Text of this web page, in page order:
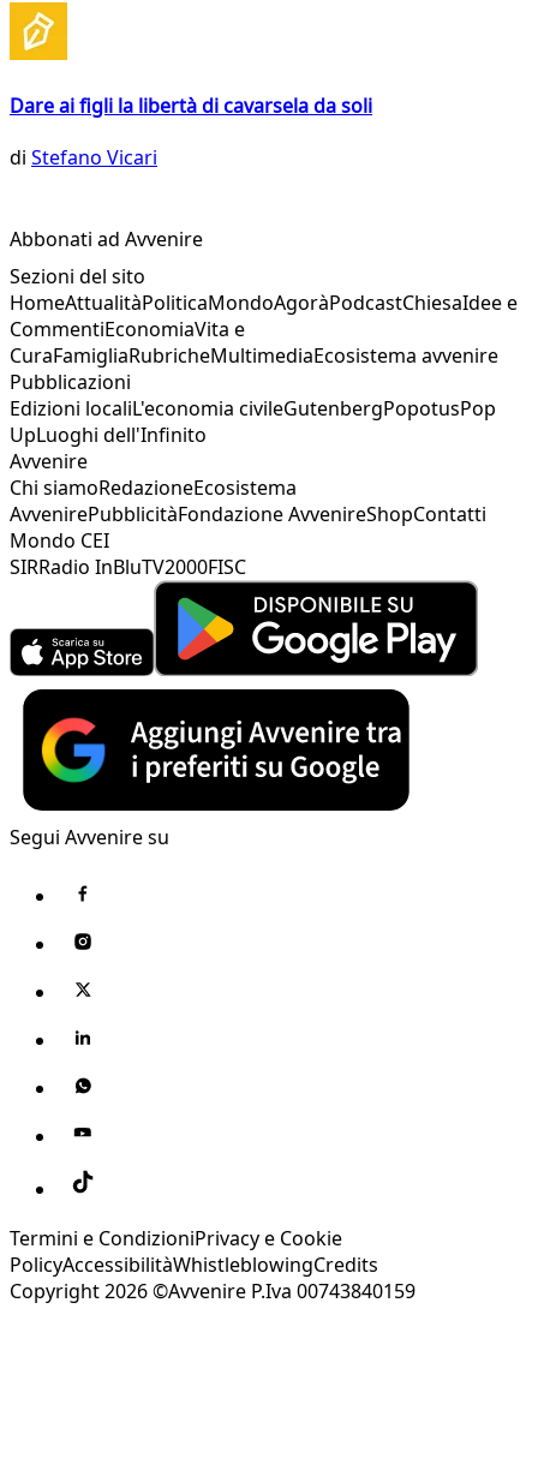
Dare ai figli la libertà di cavarsela da soli
di Stefano Vicari
Abbonati ad Avvenire
Sezioni del sito
HomeAttualitàPoliticaMondoAgoràPodcastChiesaIdee e
CommentiEconomiaVita e
CuraFamigliaRubricheMultimediaEcosistema avvenire
Pubblicazioni
Edizioni localiL'economia civileGutenbergPopotusPop
UpLuoghi dell'Infinito
Avvenire
Chi siamoRedazioneEcosistema
AvvenirePubblicitàFondazione AvvenireShopContatti
Mondo CEI
SIRRadio InBluTV2000FISC
Segui Avvenire su
Termini e CondizioniPrivacy e Cookie
PolicyAccessibilitàWhistleblowingCredits
Copyright 2026 ©Avvenire P.Iva 00743840159